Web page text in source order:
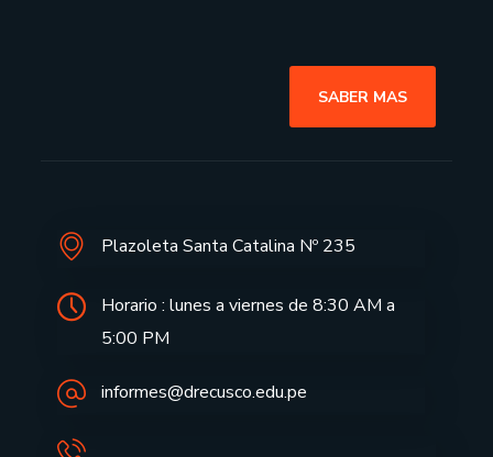
SABER MAS
Plazoleta Santa Catalina Nº 235
Horario : lunes a viernes de 8:30 AM a
5:00 PM
informes@drecusco.edu.pe